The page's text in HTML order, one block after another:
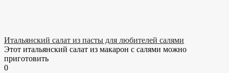
Итальянский салат из пасты для любителей салями
Этот итальянский салат из макарон с салями можно
приготовить
0